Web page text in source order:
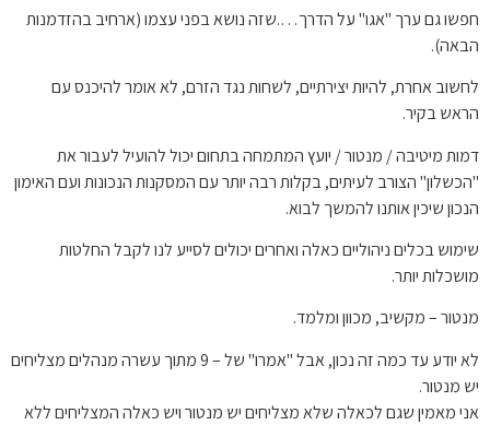
חפשו גם ערך "אגו" על הדרך….שזה נושא בפני עצמו (ארחיב בהזדמנות
הבאה).
לחשוב אחרת, להיות יצירתיים, לשחות נגד הזרם, לא אומר להיכנס עם
הראש בקיר.
דמות מיטיבה / מנטור / יועץ המתמחה בתחום יכול להועיל לעבור את
"הכשלון" הצורב לעיתים, בקלות רבה יותר עם המסקנות הנכונות ועם האימון
הנכון שיכין אותנו להמשך לבוא.
שימוש בכלים ניהוליים כאלה ואחרים יכולים לסייע לנו לקבל החלטות
מושכלות יותר.
מנטור – מקשיב, מכוון ומלמד.
לא יודע עד כמה זה נכון, אבל "אמרו" של – 9 מתוך עשרה מנהלים מצליחים
יש מנטור.
אני מאמין שגם לכאלה שלא מצליחים יש מנטור ויש כאלה המצליחים ללא